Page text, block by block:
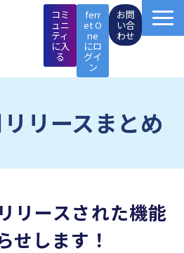
コミ
ュニ
ティ
に入
る
ferr
et O
ne
にロ
グイ
ン
お問
い合
わせ
リースまとめ
リースされた機能
せします！